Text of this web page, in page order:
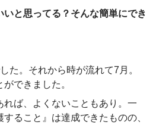
と思ってる？そんな簡単にでき
た。それから時が流れて7月。
できました。
ば、よくないこともあり。一
ること』は達成できたものの、